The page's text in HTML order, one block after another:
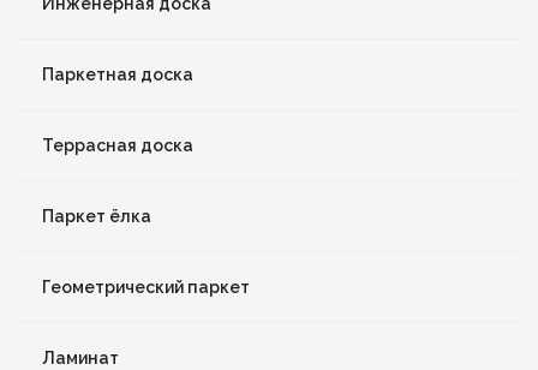
Инженерная доска
Паркетная доска
Террасная доска
Паркет ёлка
Геометрический паркет
Ламинат